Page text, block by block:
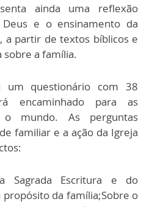
ainda uma reflexão
e o ensinamento da
a partir de textos bíblicos e
sobre a família.
um questionário com 38
encaminhado para as
mundo. As perguntas
familiar e a ação da Igreja
Sagrada Escritura e do
propósito da família;Sobre o